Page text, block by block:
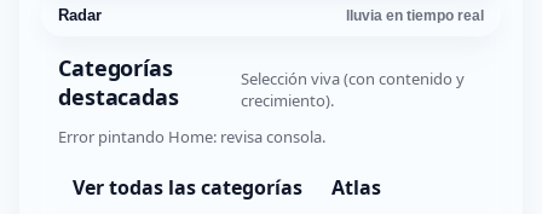
Radar lluvia en tiempo real
Categorías
destacadas
Selección viva (con contenido y
crecimiento).
Error pintando Home: revisa consola.
Ver todas las categorías Atlas